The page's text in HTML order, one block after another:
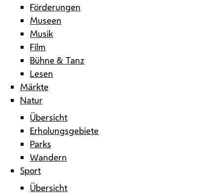
Förderungen
Museen
Musik
Film
Bühne & Tanz
Lesen
Märkte
Natur
Übersicht
Erholungsgebiete
Parks
Wandern
Sport
Übersicht